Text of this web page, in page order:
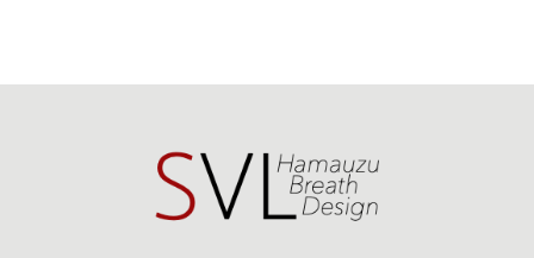
を解説。歌手、声
イルを支持してく
す。確かに私のレ
ッスンを受けた...
して浜渦ボ